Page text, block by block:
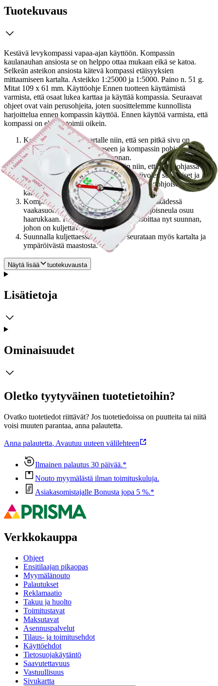
Tuotekuvaus
Kestävä levykompassi vapaa-ajan käyttöön. Kompassin
kaulanauhan ansiosta se on helppo ottaa mukaan eikä se katoa.
Selkeän asteikon ansiosta kätevä kompassi etäisyyksien
mittaamiseen kartalta. Asteikko 1:25000 ja 1:5000. Paino n. 51 g.
Mitat 109 x 61 mm. Käyttöohje Ennen tuotteen käyttämistä
varmista, että osaat lukea karttaa ja käyttää kompassia. Seuraavat
ohjeet ovat vain perusohjeita, joten suosittelemme kunnollista
harjoittelua ennen kompassin käyttöä. Ennen käyttöä varmista, että
kompassi on ehjä ja toimii oikein.
Kompassi asetetaan kartalle niin, että sen pitkä sivu on
lähtöpisteestä tavoitepisteeseen ja kompassin pohjalevyn
suuntanuoli osoittaa kulkusuunnan.
Kompassin neularasiaa käännetään niin, että sen pohjassa
olevat viivat ovat kartan koordinaattiviivojen suuntaiset ja
kompassin pohjoishaarukka osoittaa karttapohjoiseen eli
kartan yläreunaan.
Kompassi nostetaan kartalta ja sitä pidetään kädessä
vaakasuorassa. Käännytään niin, että pohjoisneula osuu
haarukkaan. Kompassin suuntanuoli osoittaa nyt suunnan,
johon on kuljettava.
Suunnalla kuljettaessa etenemistä seurataan myös kartalta ja
ympäröivästä maastosta.
Näytä lisää tuotekuvausta
Lisätietoja
Ominaisuudet
Oletko tyytyväinen tuotetietoihin?
Ovatko tuotetiedot riittävät? Jos tuotetiedoissa on puutteita tai niitä
voisi muuten parantaa, anna palautetta.
Anna palautetta, Avautuu uuteen välilehteen
Ilmainen palautus 30 päivää.*
Nouto myymälästä ilman toimituskuluja.
Asiakasomistajalle Bonusta jopa 5 %.*
Verkkokauppa
Ohjeet
Ensitilaajan pikaopas
Myymälänouto
Palautukset
Reklamaatio
Takuu ja huolto
Toimitustavat
Maksutavat
Asennuspalvelut
Tilaus- ja toimitusehdot
Käyttöehdot
Tietosuojakäytäntö
Saavutettavuus
Vastuullisuus
Sivukartta